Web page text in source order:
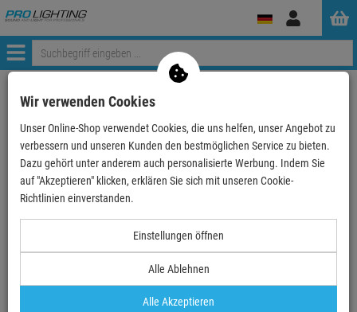
Anmelden
Menü
Weiter einkaufen ProLighting
ChauvetDJ Wireless Fog Remote
Wir verwenden Cookies
Unser Online-Shop verwendet Cookies, die uns helfen, unser Angebot zu
verbessern und unseren Kunden den bestmöglichen Service zu bieten.
Dazu gehört unter anderem auch personalisierte Werbung. Indem Sie
auf "Akzeptieren" klicken, erklären Sie sich mit unseren Cookie-
Richtlinien einverstanden.
Einstellungen öffnen
Alle Ablehnen
Alle Akzeptieren